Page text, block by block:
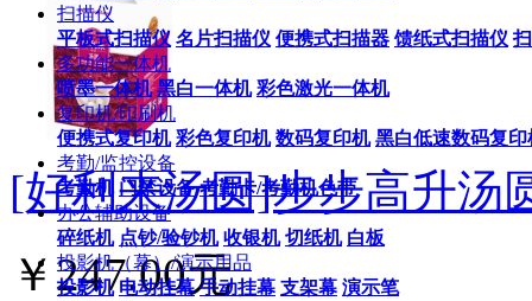
扫描仪
平板式扫描仪 名片扫描仪 便携式扫描器 馈纸式扫描仪
多功能一体机
喷墨一体机 黑白一体机 彩色激光一体机
复印机/印刷机
便携式复印机 彩色复印机 数码复印机 黑白低速数码复印
考勤/监控设备
考勤机 门禁设备 考勤卡/考勤机色带
办公辅助设备
碎纸机 点钞/验钞机 收银机 切纸机 白板
投影机（幕）/演示用品
投影机 电动挂幕 手动挂幕 支架幕 演示笔
[好利来汤圆]步步高升汤
￥247.00元